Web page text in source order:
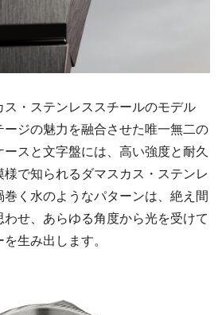
・ステンレススチールのモデル
ジの魅力を融合させた唯一無二の
スと文字盤には、高い強度と耐久
で知られるダマスカス・ステンレ
く水のようなパターンは、絶え間
せ、あらゆる角度から光を受けて
生み出します。